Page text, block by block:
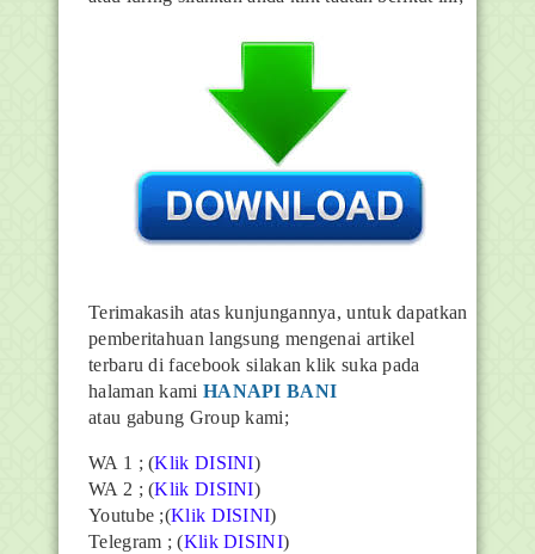
Terimakasih atas kunjungannya, untuk dapatkan
pemberitahuan langsung mengenai artikel
terbaru di facebook silakan klik suka pada
halaman kami HANAPI BANI
atau gabung Group kami;
WA 1 ; (Klik DISINI)
WA 2 ; (Klik DISINI)
Youtube ;(Klik DISINI)
Telegram ;(Klik DISINI)